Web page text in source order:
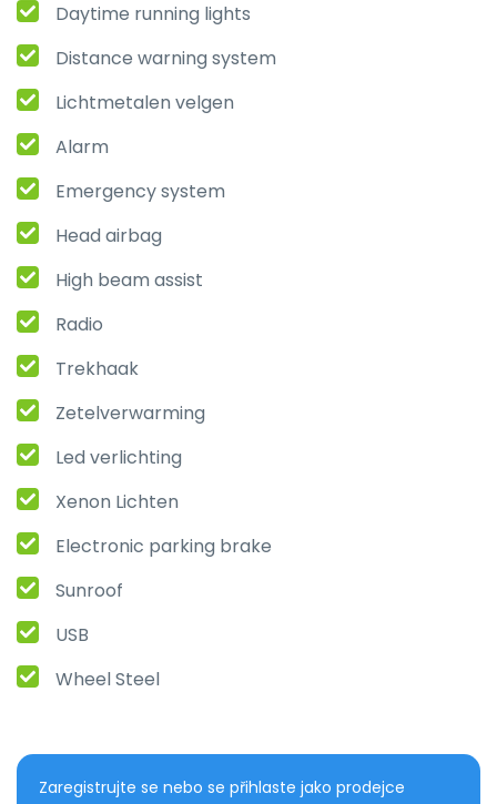
Daytime running lights
Distance warning system
Lichtmetalen velgen
Alarm
Emergency system
Head airbag
High beam assist
Radio
Trekhaak
Zetelverwarming
Led verlichting
Xenon Lichten
Electronic parking brake
Sunroof
USB
Wheel Steel
Zaregistrujte se nebo se přihlaste jako prodejce